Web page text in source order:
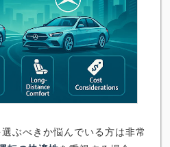
ぶべきか悩んでいる方は非常